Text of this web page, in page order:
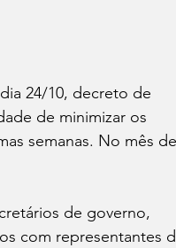
24/10, decreto de
de minimizar os
semanas. No mês de
de governo,
com representantes